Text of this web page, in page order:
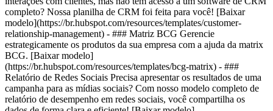
completo? Nossa planilha de CRM foi feita para você! [Baixar
modelo](https://br.hubspot.com/resources/templates/customer-
relationship-management) - ### Matriz BCG Gerencie
estrategicamente os produtos da sua empresa com a ajuda da matrix
BCG. [Baixar modelo]
(https://br.hubspot.com/resources/templates/bcg-matrix) - ###
Relatório de Redes Sociais Precisa apresentar os resultados de uma
campanha para as mídias sociais? Com nosso modelo completo de
relatório de desempenho em redes sociais, você compartilha os